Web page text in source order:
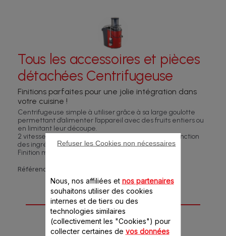
Tous les accessoires et pièces
détachées Centrifugeuse
Finitions parfaites pour une jolie intégration dans
votre cuisine !
Centrifugeuse simple à utiliser grâce à sa large goulotte
permettant d’alimenter l’appareil avec des fruits entiers ou
en limitant leur découpe.
2 vitesses de rotation pour adapter l’extraction en fonction
des ingrédients.
Finition métal brossé rouge rubis.
Référence :
7 accessoire(s) pour
ce produit
Nous, nos affiliées et nos partenaires
souhaitons utiliser des cookies
internes et de tiers ou des
technologies similaires
(collectivement les "Cookies") pour
collecter certaines de vos données
Refuser les Cookies non nécessaires